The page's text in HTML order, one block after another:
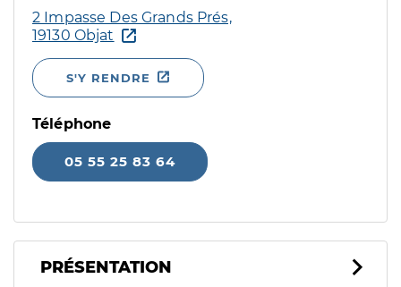
2 Impasse Des Grands Prés,
19130 Objat
S'Y RENDRE
Téléphone
05 55 25 83 64
PRÉSENTATION